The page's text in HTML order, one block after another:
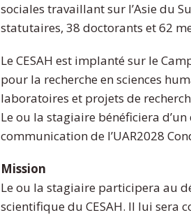
sociales travaillant sur l’Asie du
statutaires, 38 doctorants et 62
Le CESAH est implanté sur le
pour la recherche en sciences
laboratoires et projets de
Le ou la stagiaire bénéficiera
communication de l’UAR2028
Mission
Le ou la stagiaire participera au
scientifique du CESAH. Il lui sera